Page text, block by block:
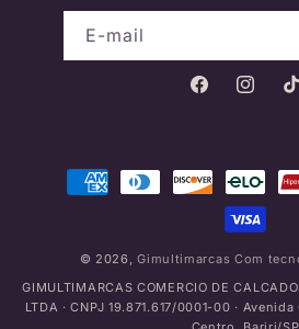
E-mail
Facebook
Formas
© 2026,Gimultimarcas Com
GIMULTIMARCAS COMERCIO DE
LTDA · CNPJ 19.871.617/0001-00 ·